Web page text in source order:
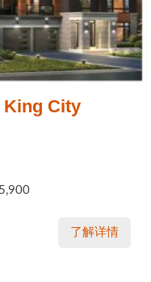
King City
了解详情